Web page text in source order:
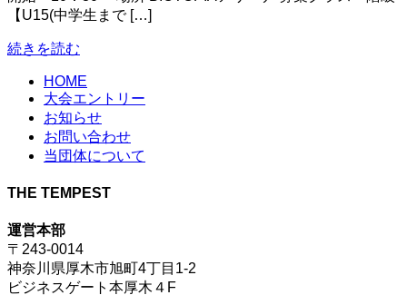
【U15(中学生まで […]
続きを読む
HOME
大会エントリー
お知らせ
お問い合わせ
当団体について
THE TEMPEST
運営本部
〒243-0014
神奈川県厚木市旭町4丁目1-2
ビジネスゲート本厚木４F